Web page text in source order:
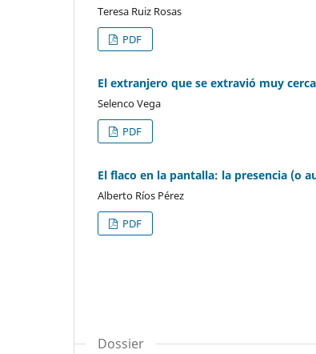
Teresa Ruiz Rosas
PDF
El extranjero que se extravió muy
Selenco Vega
PDF
El flaco en la pantalla: la presencia (o
Alberto Ríos Pérez
PDF
Dossier